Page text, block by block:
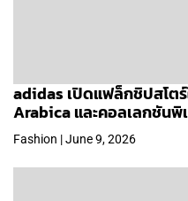
adidas เปิดแฟล็กชิปสโต
Arabica และคอลเลกชันพิ
Fashion | June 9, 2026